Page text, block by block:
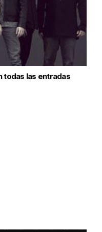
todas las entradas